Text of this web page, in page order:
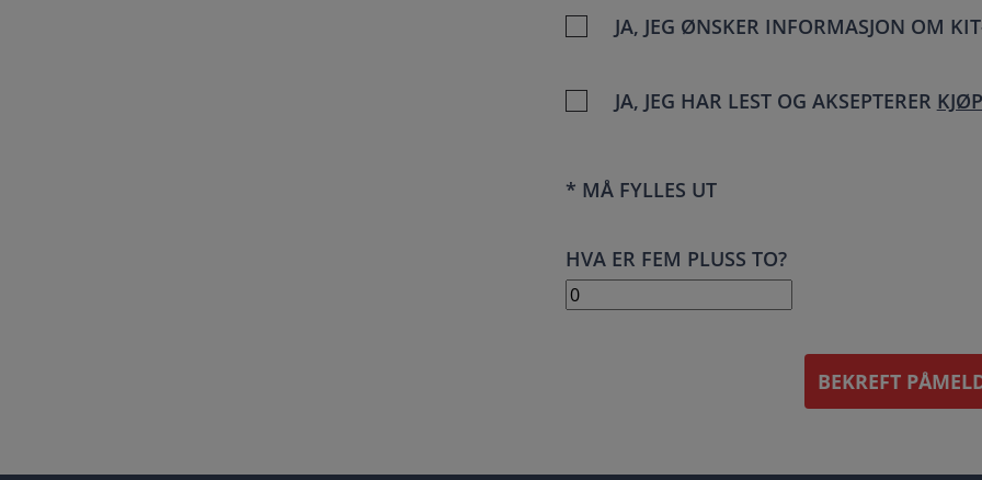
JA, JEG ØNSKER INFORMASJON OM
JA, JEG HAR LEST OG AKSEPTERER
* MÅ FYLLES UT
HVA ER FEM PLUSS TO?
BEKREFT